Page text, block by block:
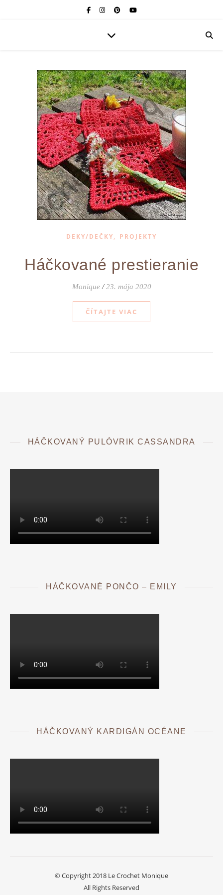
DEKY/DEČKY, PROJEKTY
Háčkované prestieranie
Monique / 23. mája 2020
ČÍTAJTE VIAC
HÁČKOVANÝ PULÓVRIK CASSANDRA
HÁČKOVANÉ PONČO – EMILY
HÁČKOVANÝ KARDIGÁN OCÉANE
© Copyright 2018 Le Crochet Monique
All Rights Reserved